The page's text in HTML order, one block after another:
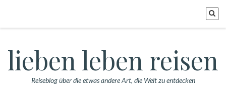
lieben leben reisen
Reiseblog über die etwas andere Art, die Welt zu entdecken